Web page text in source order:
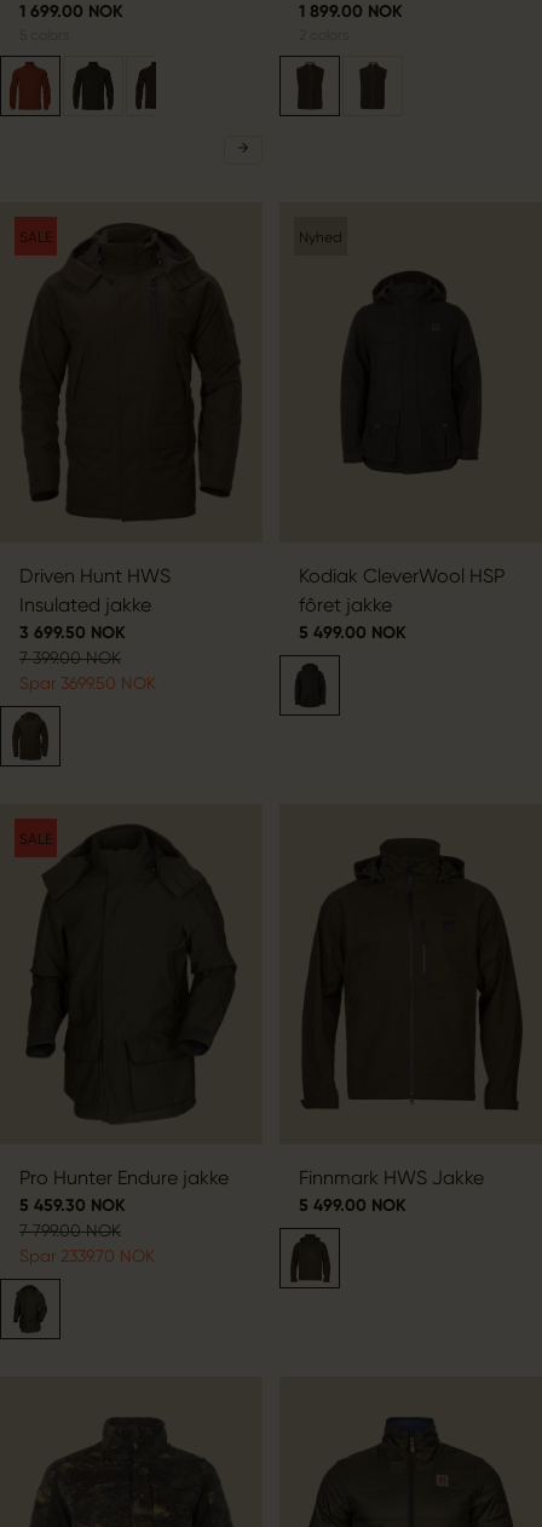
1 699.00 NOK 1 899.00 NOK
SALE
Driven Hunt HWS
Insulated jakke
3 699.50 NOK
7 399.00 NOK
Spar 3699.50 NOK
Nyhed
Kodiak CleverWool HSP
fôret jakke
5 499.00 NOK
SALE
Pro Hunter Endure jakke
5 459.30 NOK
7 799.00 NOK
Spar 2339.70 NOK
Finnmark HWS Jakke
5 499.00 NOK